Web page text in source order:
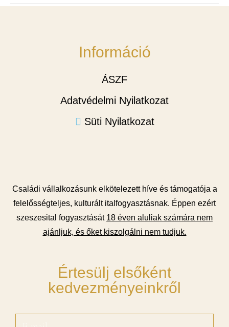
Információ
ÁSZF
Adatvédelmi Nyilatkozat
Süti Nyilatkozat
Családi vállalkozásunk elkötelezett híve és támogatója a
felelősségteljes, kulturált italfogyasztásnak. Éppen ezért
szeszesital fogyasztását 18 éven aluliak számára nem
ajánljuk, és őket kiszolgálni nem tudjuk.
Értesülj elsőként
kedvezményeinkről